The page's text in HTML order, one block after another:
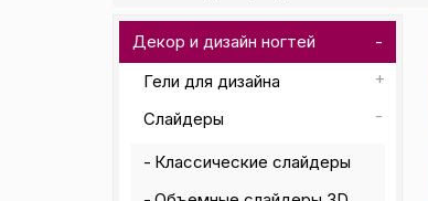
Декор и дизайн ногтей
Гели для дизайна
Слайдеры
Классические слайдеры